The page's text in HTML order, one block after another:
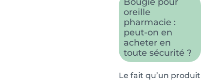
oreille
pharmacie :
peut-on en
acheter en
toute sécurité ?
Le fait qu’un produit